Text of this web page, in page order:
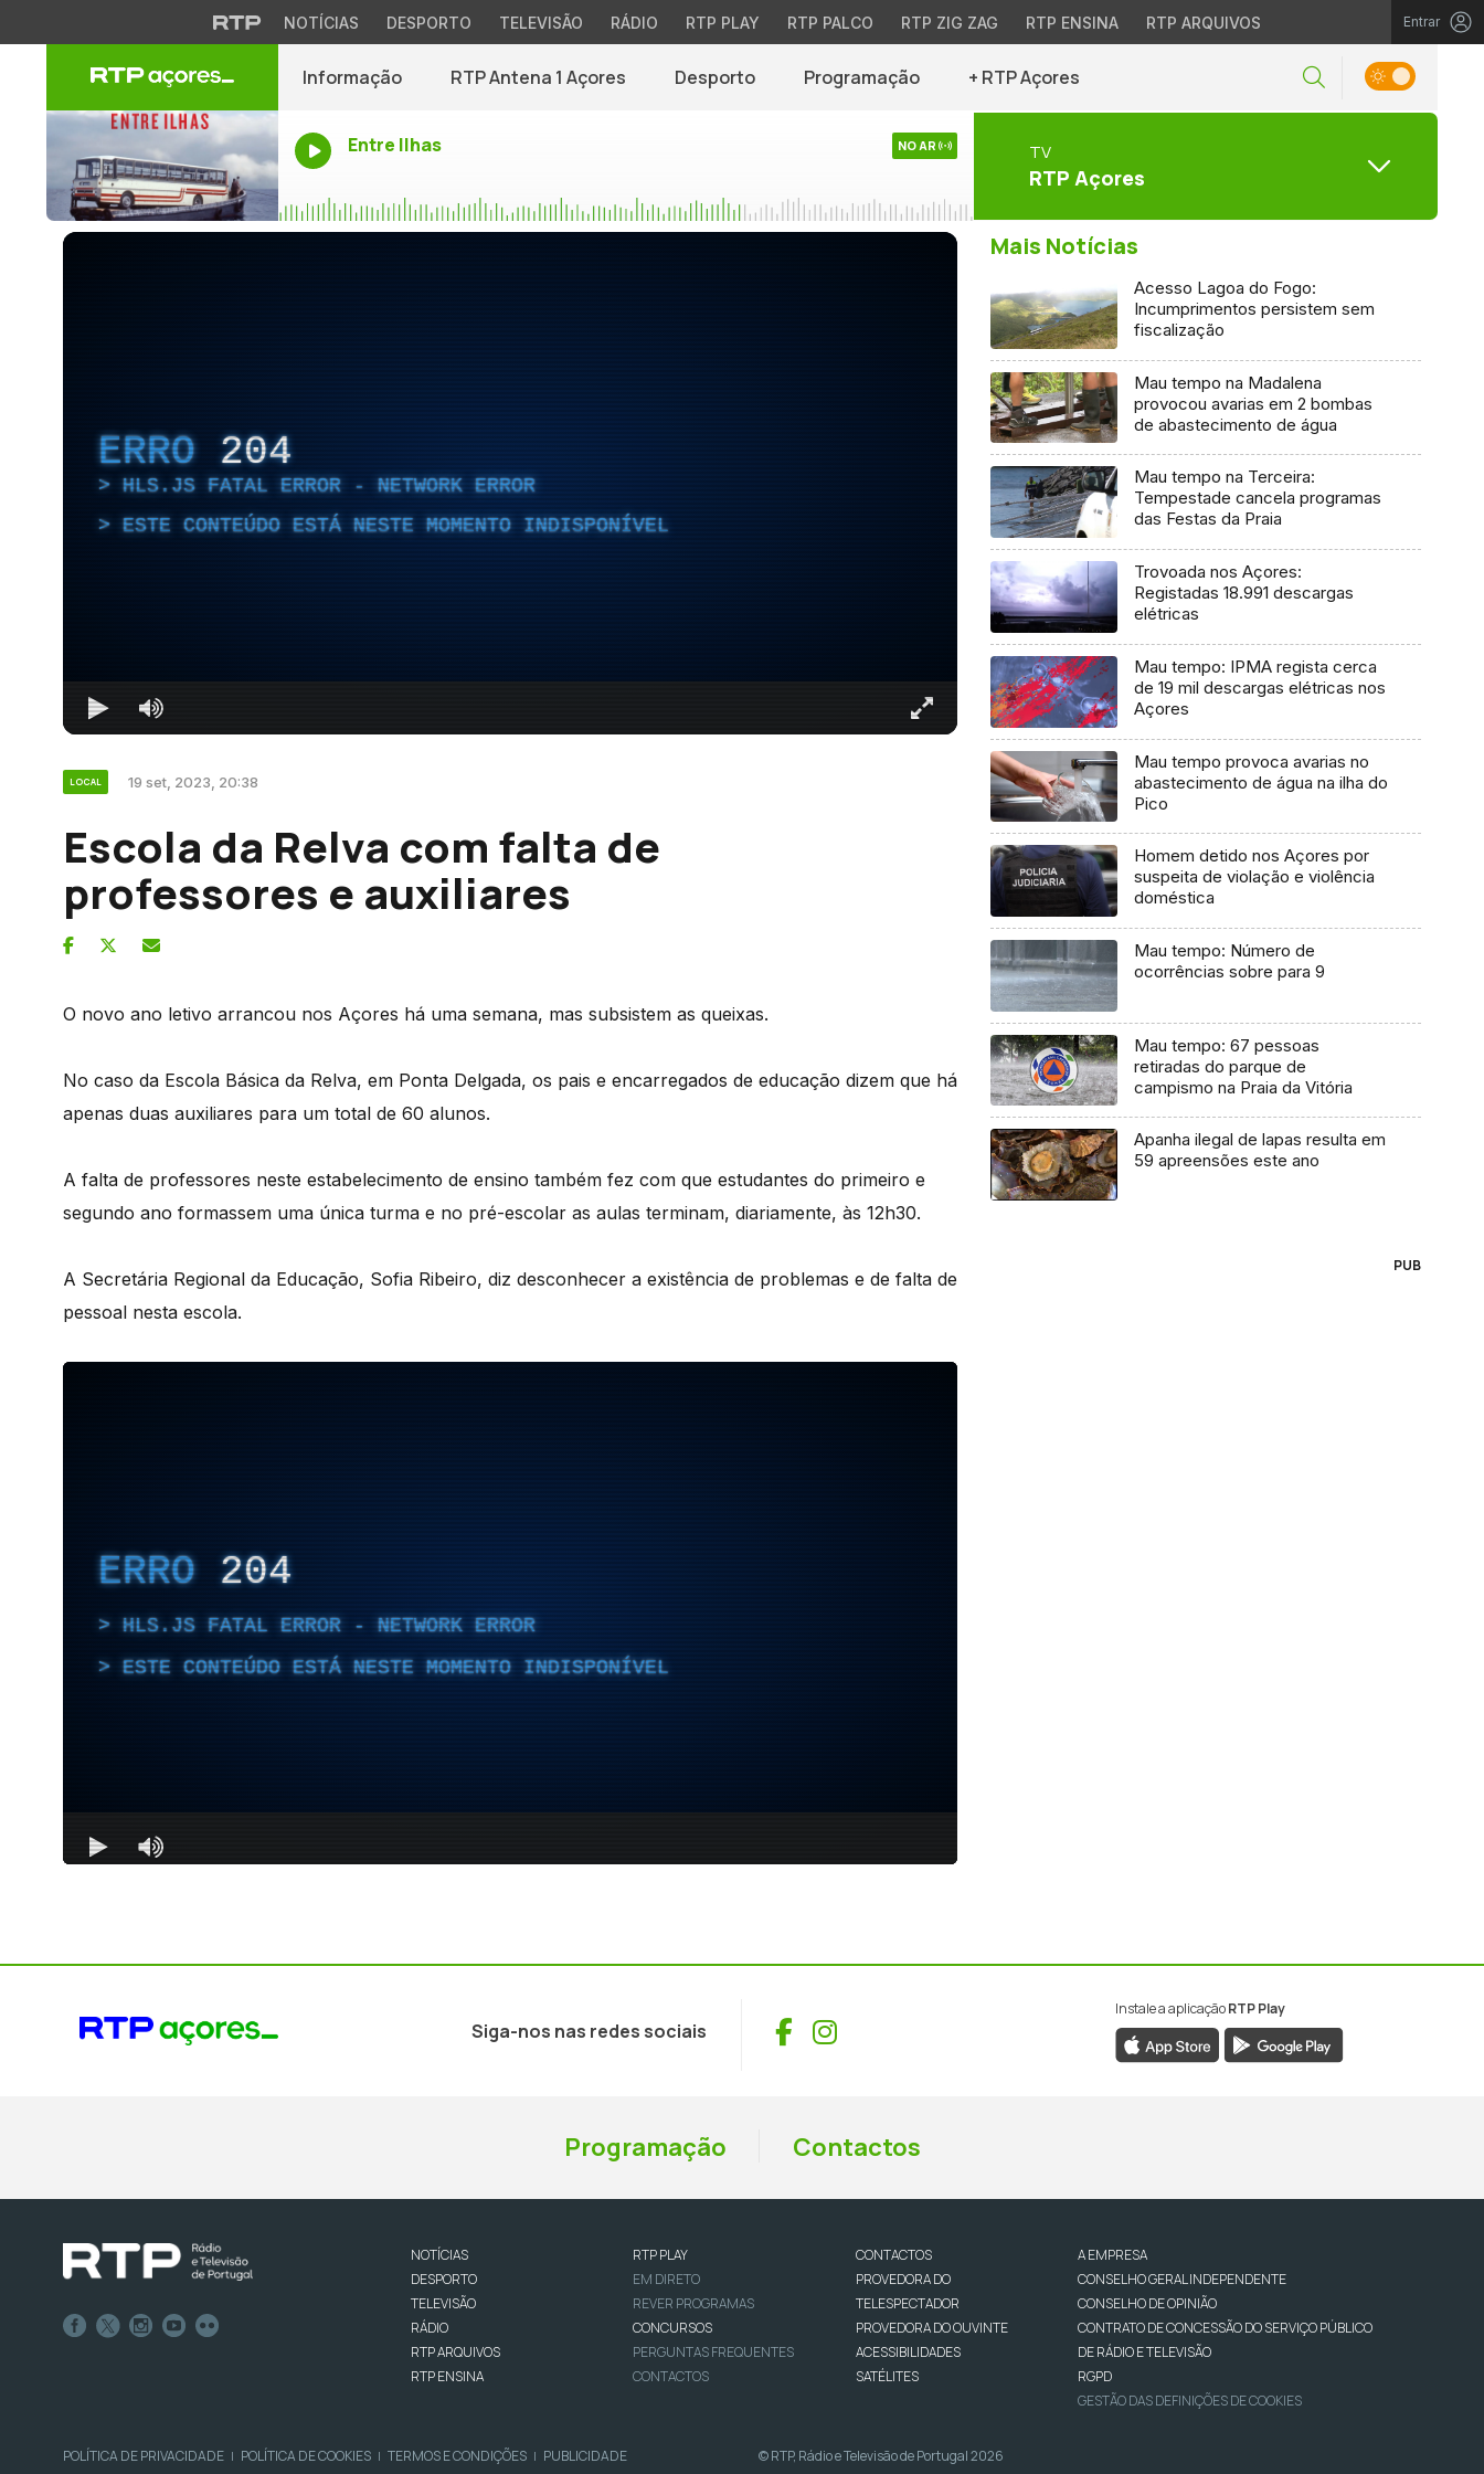
NOTÍCIAS DESPORTO TELEVISÃO RÁDIO RTP PLAY RTP PALCO RTP ZIG ZAG RTP ENSINA RTP ARQUIVOS Entrar
Informação RTP Antena 1 Açores Desporto Programação + RTP Açores
Entre Ilhas NO AR TV
RTP Açores
ERRO 204
HLS.JS FATAL ERROR - NETWORK ERROR
ESTE CONTEÚDO ESTÁ NESTE MOMENTO INDISPONÍVEL
LOCAL 19 set, 2023, 20:38
Escola da Relva com falta de
professores e auxiliares
O novo ano letivo arrancou nos Açores há uma semana, mas subsistem as queixas.
No caso da Escola Básica da Relva, em Ponta Delgada, os pais e encarregados de educação dizem que há
apenas duas auxiliares para um total de 60 alunos.
A falta de professores neste estabelecimento de ensino também fez com que estudantes do primeiro e
segundo ano formassem uma única turma e no pré-escolar as aulas terminam, diariamente, às 12h30.
A Secretária Regional da Educação, Sofia Ribeiro, diz desconhecer a existência de problemas e de falta de
pessoal nesta escola.
Mais Notícias
Acesso Lagoa do Fogo:
Incumprimentos persistem sem
fiscalização
Mau tempo na Madalena
provocou avarias em 2 bombas
de abastecimento de água
Mau tempo na Terceira:
Tempestade cancela programas
das Festas da Praia
Trovoada nos Açores:
Registadas 18.991 descargas
elétricas
Mau tempo: IPMA regista cerca
de 19 mil descargas elétricas nos
Açores
Mau tempo provoca avarias no
abastecimento de água na ilha do
Pico
Homem detido nos Açores por
suspeita de violação e violência
doméstica
Mau tempo: Número de
ocorrências sobre para 9
Mau tempo: 67 pessoas
retiradas do parque de
campismo na Praia da Vitória
Apanha ilegal de lapas resulta em
59 apreensões este ano
PUB
Siga-nos nas redes sociais Facebook
Instagram
Instale a aplicaçãoRTP Play
Programação Contactos
NOTÍCIAS
DESPORTO
TELEVISÃO
RÁDIO
RTP ARQUIVOS
RTP ENSINA
RTP PLAY
EM DIRETO
REVER PROGRAMAS
CONCURSOS
PERGUNTAS FREQUENTES
CONTACTOS
CONTACTOS
PROVEDORA DO
TELESPECTADOR
PROVEDORA DO OUVINTE
ACESSIBILIDADES
SATÉLITES
A EMPRESA
CONSELHO GERAL INDEPENDENTE
CONSELHO DE OPINIÃO
CONTRATO DE CONCESSÃO DO SERVIÇO PÚBLICO
DE RÁDIO E TELEVISÃO
RGPD
GESTÃO DAS DEFINIÇÕES DE COOKIES
POLÍTICA DE PRIVACIDADE | POLÍTICA DE COOKIES | TERMOS E CONDIÇÕES | PUBLICIDADE © RTP, Rádio e Televisão de Portugal 2026